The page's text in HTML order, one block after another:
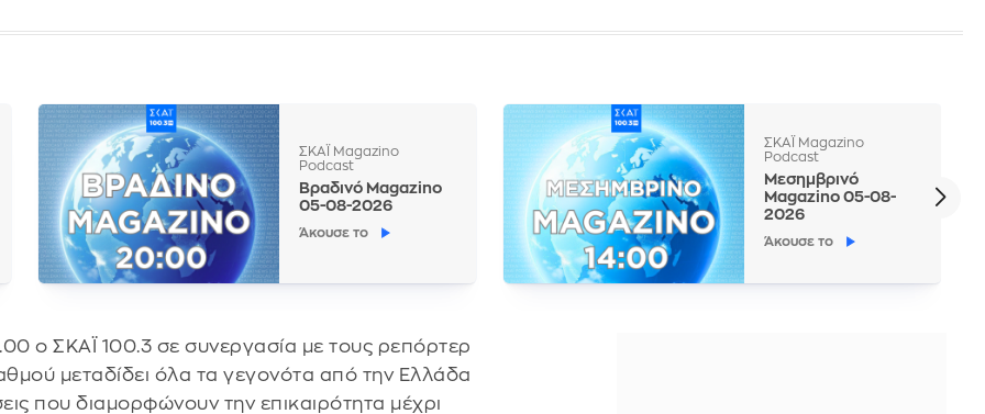
ΣΚΑΪ Magazino
Podcast
Βραδινό Magazino
05-08-2026
Άκουσε το
ΣΚΑΪ Magazino
Podcast
Μεσημβρινό
Magazino 05-08-
2026
Άκουσε το
ο ΣΚΑΪ 100.3 σε συνεργασία με τους ρεπόρτερ
μεταδίδει όλα τα γεγονότα από την Ελλάδα
που διαμορφώνουν την επικαιρότητα μέχρι